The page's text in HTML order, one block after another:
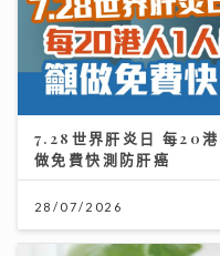
7.28世界肝炎日 每20
做免費快測防肝癌
28/07/2026